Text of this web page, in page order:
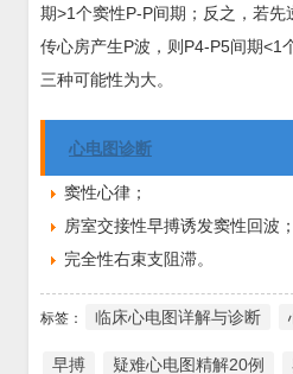
期>1个窦性P-P间期；反之，若
传心房产生P波，则P4-P5间期<1
三种可能性为大。
心电图诊断
窦性心律；
房室交接性早搏诱发窦性回波；
完全性右束支阻滞。
标签： 临床心电图详解与诊断
早搏 疑难心电图精解20例